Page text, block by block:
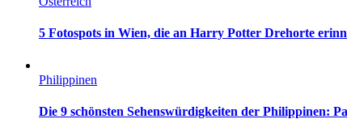
5 Fotospots in Wien, die an Harry Potter Drehorte
Philippinen
Die 9 schönsten Sehenswürdigkeiten der Philippinen: